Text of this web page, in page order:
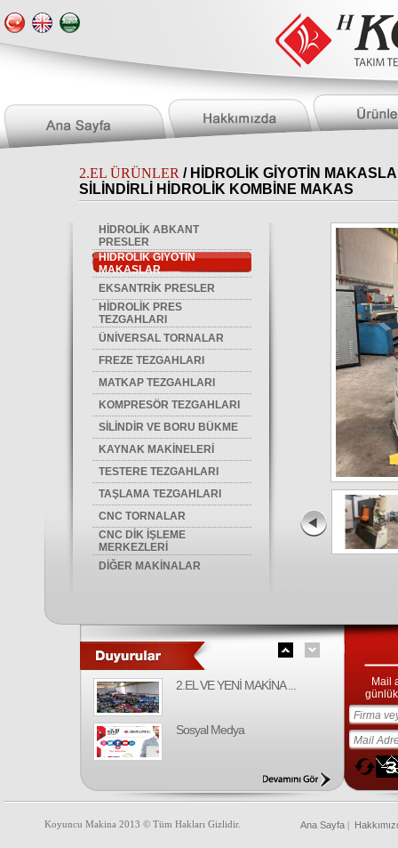
2.EL ÜRÜNLER / HİDROLİK GİYOTİN
SİLİNDİRLİ HİDROLİK KOMBİNE MAKAS
HİDROLİK ABKANT
PRESLER
HİDROLİK GİYOTİN
MAKASLAR
EKSANTRİK PRESLER
HİDROLİK PRES
TEZGAHLARI
ÜNİVERSAL TORNALAR
FREZE TEZGAHLARI
MATKAP TEZGAHLARI
KOMPRESÖR TEZGAHLARI
SİLİNDİR VE BORU BÜKME
KAYNAK MAKİNELERİ
TESTERE TEZGAHLARI
TAŞLAMA TEZGAHLARI
CNC TORNALAR
CNC DİK İŞLEME
MERKEZLERİ
DİĞER MAKİNALAR
2.EL VE YENİ MAKİNA ...
Sosyal Medya
Mail
Koyuncu Makina 2013 © Tüm Hakları Gizlidir. Ana Sayfa|